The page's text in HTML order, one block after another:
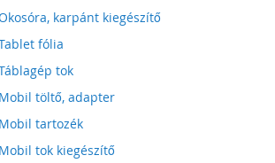
karpánt kiegészítő
fólia
tok
Mobil töltő, adapter
Mobil tartozék
Mobil tok kiegészítő